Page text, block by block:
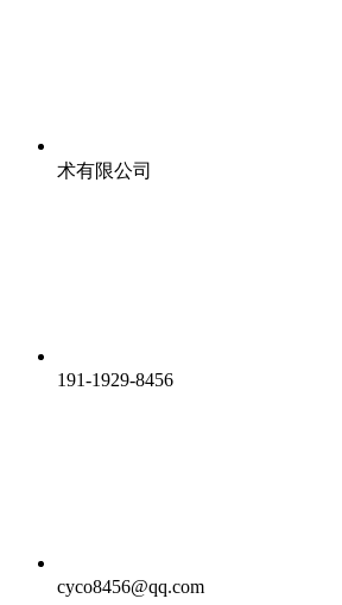
术有限公司
191-1929-8456
cyco8456@qq.com